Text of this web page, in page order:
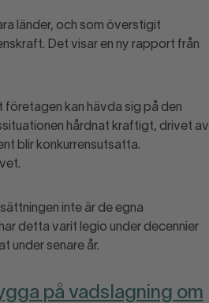
länder, och som överstigit
Det visar en ny rapport från
företagen kan hävda sig på den
hårdnat kraftigt, drivet av
blir konkurrensutsatta.
inte är de egna
detta varit legio under decennier
under senare år.
på vadslagning om